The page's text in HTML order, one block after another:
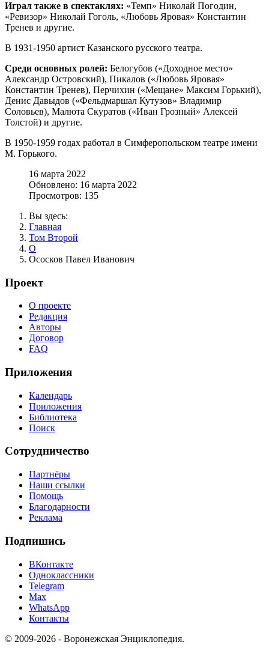
Играл также в спектаклях: «Темп» Николай Погодин,
«Ревизор» Николай Гоголь, «Любовь Яровая» Константин
Тренев и другие.
В 1931-1950 артист Казанского русского театра.
Среди основных ролей: Белогубов («Доходное место»
Александр Островский), Пикалов («Любовь Яровая»
Константин Тренев), Перчихин («Мещане» Максим Горький),
Денис Давыдов («Фельдмаршал Кутузов» Владимир
Соловьев), Малюта Скуратов («Иван Грозный» Алексей
Толстой) и другие.
В 1950-1959 годах работал в Симферопольском театре имени
М. Горького.
16 марта 2022
Обновлено: 16 марта 2022
Просмотров: 135
Вы здесь:
Главная
Том Второй
О
Ососков Павел Иванович
Проект
О проекте
Редакция
Авторы
Договор
FAQ
Приложения
Календарь
Приложения
Библиотека
Поиск
Сотрудничество
Партнёры
Наши ссылки
Помощь
Благодарности
Реклама
Подпишись
ВКонтакте
Одноклассники
Telegram
Max
WhatsApp
Контакты
© 2009-2026 - Воронежская Энциклопедия.